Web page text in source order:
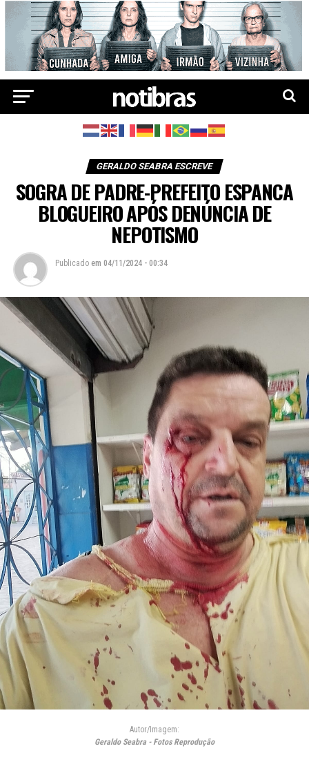
GERALDO SEABRA ESCREVE
SOGRA DE PADRE-PREFEITO ESPANCA
BLOGUEIRO APÓS DENÚNCIA DE
NEPOTISMO
Publicado em 04/11/2024 - 00:34
Autor/Imagem:
Geraldo Seabra - Fotos Reprodução